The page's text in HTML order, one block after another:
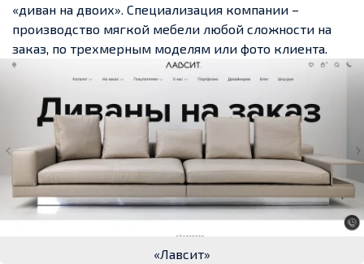
«диван на двоих». Специализация компании –
производство мягкой мебели любой сложности на
заказ, по трехмерным моделям или фото клиента.
«Лавсит»